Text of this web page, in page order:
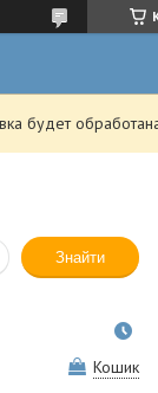
будет
Знайти
Кошик